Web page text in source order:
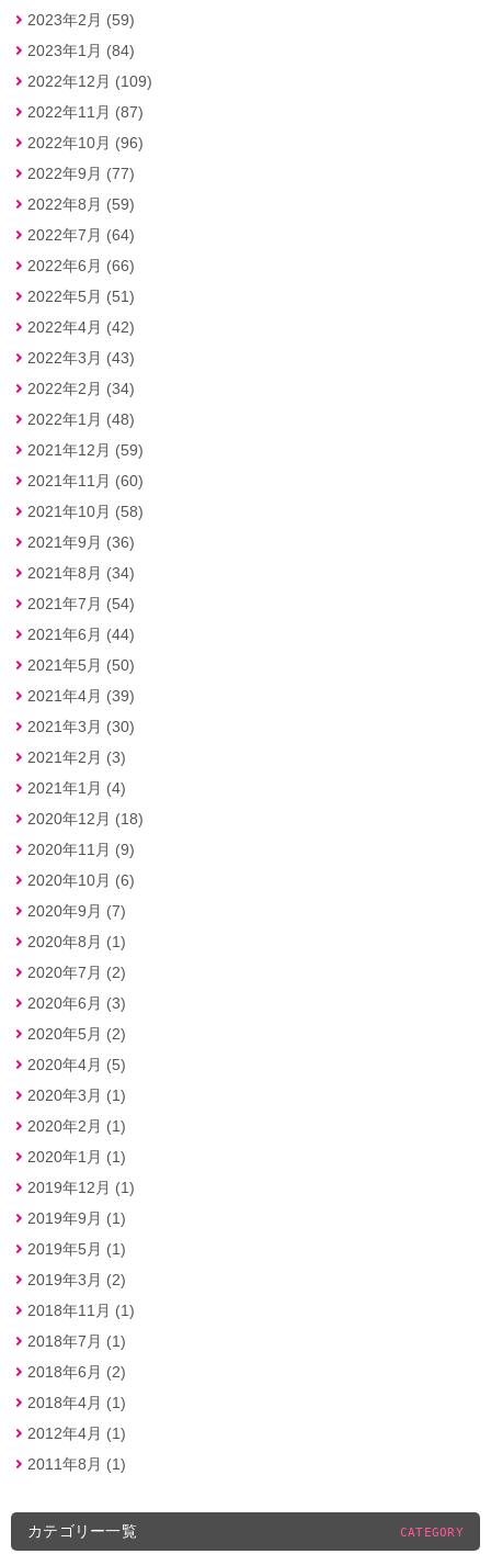
2023年2月 (59)
2023年1月 (84)
2022年12月 (109)
2022年11月 (87)
2022年10月 (96)
2022年9月 (77)
2022年8月 (59)
2022年7月 (64)
2022年6月 (66)
2022年5月 (51)
2022年4月 (42)
2022年3月 (43)
2022年2月 (34)
2022年1月 (48)
2021年12月 (59)
2021年11月 (60)
2021年10月 (58)
2021年9月 (36)
2021年8月 (34)
2021年7月 (54)
2021年6月 (44)
2021年5月 (50)
2021年4月 (39)
2021年3月 (30)
2021年2月 (3)
2021年1月 (4)
2020年12月 (18)
2020年11月 (9)
2020年10月 (6)
2020年9月 (7)
2020年8月 (1)
2020年7月 (2)
2020年6月 (3)
2020年5月 (2)
2020年4月 (5)
2020年3月 (1)
2020年2月 (1)
2020年1月 (1)
2019年12月 (1)
2019年9月 (1)
2019年5月 (1)
2019年3月 (2)
2018年11月 (1)
2018年7月 (1)
2018年6月 (2)
2018年4月 (1)
2012年4月 (1)
2011年8月 (1)
カテゴリー一覧 CATEGORY